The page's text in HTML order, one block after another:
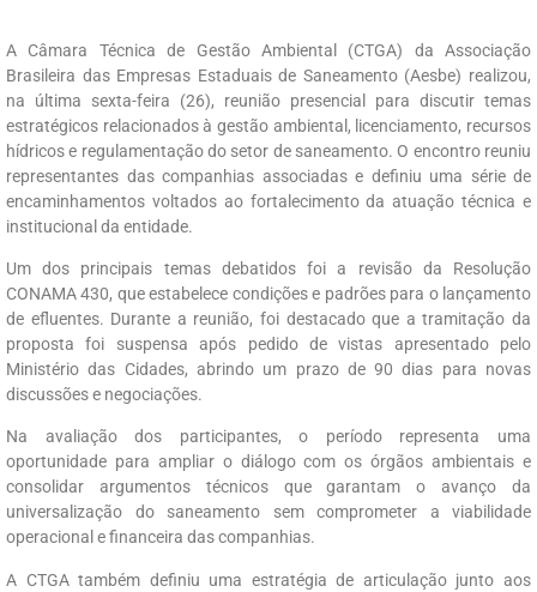
A Câmara Técnica de Gestão Ambiental (CTGA) da Associação
Brasileira das Empresas Estaduais de Saneamento (Aesbe) realizou,
na última sexta-feira (26), reunião presencial para discutir temas
estratégicos relacionados à gestão ambiental, licenciamento, recursos
hídricos e regulamentação do setor de saneamento. O encontro reuniu
representantes das companhias associadas e definiu uma série de
encaminhamentos voltados ao fortalecimento da atuação técnica e
institucional da entidade.
Um dos principais temas debatidos foi a revisão da Resolução
CONAMA 430, que estabelece condições e padrões para o lançamento
de efluentes. Durante a reunião, foi destacado que a tramitação da
proposta foi suspensa após pedido de vistas apresentado pelo
Ministério das Cidades, abrindo um prazo de 90 dias para novas
discussões e negociações.
Na avaliação dos participantes, o período representa uma
oportunidade para ampliar o diálogo com os órgãos ambientais e
consolidar argumentos técnicos que garantam o avanço da
universalização do saneamento sem comprometer a viabilidade
operacional e financeira das companhias.
A CTGA também definiu uma estratégia de articulação junto aos